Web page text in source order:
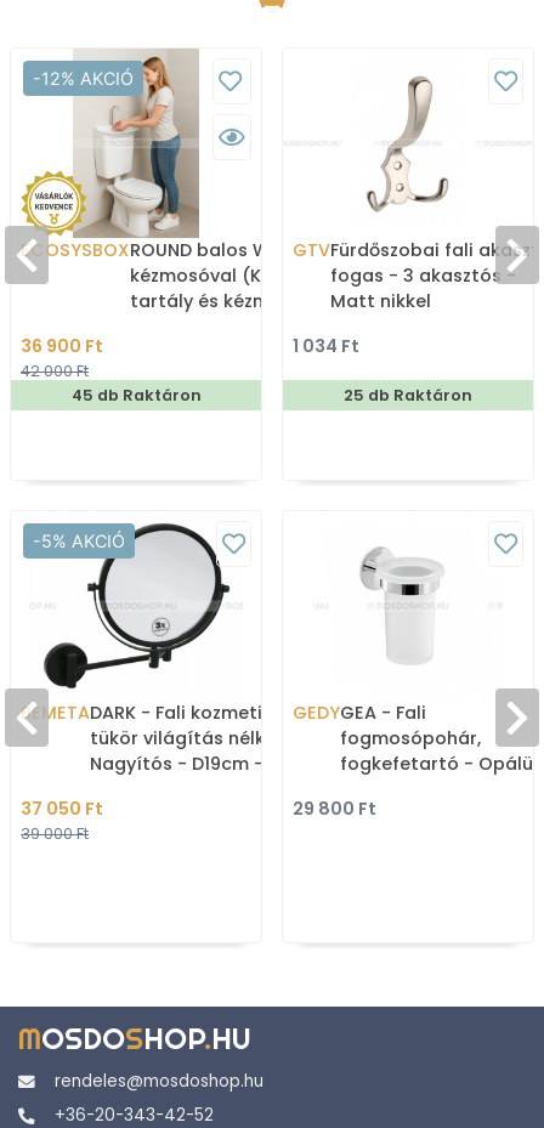
-12% AKCIÓ
ECOSYSBOXROUND balos WC tartály
kézmosóval (Kombi WC
tartály és kézmosó)
36 900 Ft
42 000 Ft
45 db Raktáron
GTVFürdőszobai fali
fogas - 3 akasztós -
Matt nikkel
1 034 Ft
25 db Raktáron
-5% AKCIÓ
BEMETADARK - Fali kozmetikai
tükör világítás nélkül -
Nagyítós - D19cm - Matt
37 050 Ft
39 000 Ft
GEDYGEA - Fali
fogmosópohár,
fogkefetartó -
konzol
29 800 Ft
MOSDOSHOP.HU
rendeles@mosdoshop.hu
+36-20-343-42-52